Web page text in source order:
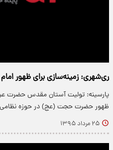
ری‌شهری: زمینه‌سازی برای ظهور
پارسینه: تولیت آستان مقدس حضرت
ظهور حضرت حجت (عج) در حوزه
۲۵ مرداد ۱۳۹۵